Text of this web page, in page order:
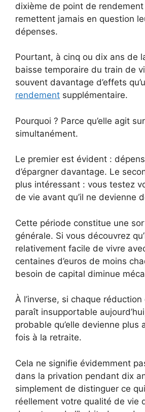
dixième de point de
remettent jamais en question
dépenses.
Pourtant, à cinq ou dix ans de
baisse temporaire du train de
souvent davantage d’effets
rendement supplémentaire.
Pourquoi ? Parce qu’elle agit
simultanément.
Le premier est évident :
d’épargner davantage. Le
plus intéressant : vous testez
de vie avant qu’il ne devienne
Cette période constitue une
générale. Si vous découvrez
relativement facile de vivre
centaines d’euros de moins
besoin de capital diminue
À l’inverse, si chaque
paraît insupportable
probable qu’elle devienne plus
fois à la retraite.
Cela ne signifie évidemment
dans la privation pendant dix
simplement de distinguer ce
réellement votre qualité de vie